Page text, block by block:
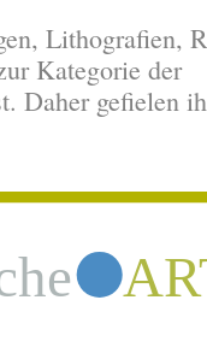
Lithografien,
Kategorie der
Daher gefielen